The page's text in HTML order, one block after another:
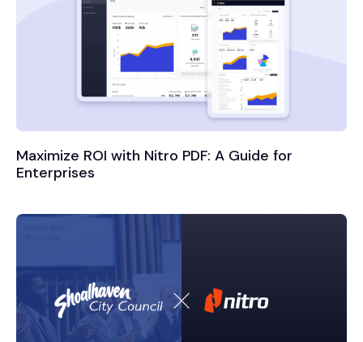
Maximize ROI with Nitro PDF: A Guide for
Enterprises